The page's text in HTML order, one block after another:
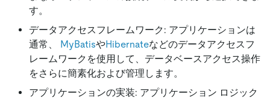
す。
データアクセスフレームワーク: アプリケーションは
通常、 MyBatisやHibernateなどのデータアクセスフ
レームワークを使用して、データベースアクセス操作
をさらに簡素化および管理します。
アプリケーションの実装: アプリケーション ロジック